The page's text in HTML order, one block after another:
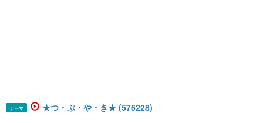
テーマ ★つ・ぶ・や・き★ (576228)